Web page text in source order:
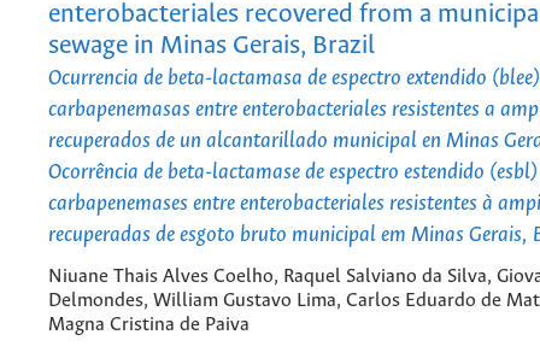
enterobacteriales recovered from a
sewage in Minas Gerais, Brazil
Ocurrencia de beta-lactamasa de espectro extendido
carbapenemasas entre enterobacteriales resistentes a
recuperados de un alcantarillado municipal en Minas
Ocorrência de beta-lactamase de espectro estendido (esbl)
carbapenemases entre enterobacteriales resistentes à
recuperadas de esgoto bruto municipal em Minas Gerais,
Niuane Thais Alves Coelho, Raquel Salviano da Silva,
Delmondes, William Gustavo Lima, Carlos Eduardo de
Magna Cristina de Paiva